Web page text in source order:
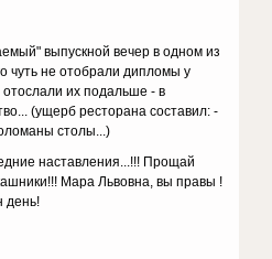
выпускной вечер в одном из
чуть не отобрали дипломы у
отослали их подальше - в
(ущерб ресторана составил: -
столы...)
наставления...!!! Прощай
Мара Львовна, вы правы !
день!